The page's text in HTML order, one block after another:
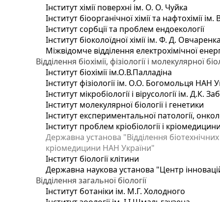
Інститут хімії поверхні ім. О. О. Чуйка
Інститут біоорганічної хімії та нафтохімії
Інститут сорбції та проблем ендоекології
Інститут біоколоїдної хімії ім. Ф. Д.
Міжвідомче відділення електрохімічної
Відділення біохімії, фізіології і молекулярної
Інститут біохімії ім.О.В.Палладіна
Інститут фізіології ім. О.О. Богомольця НАН
Інститут мікробіології і вірусології ім. Д.К.
Інститут молекулярної біології і генетики
Інститут експериментальної патології,
Інститут проблем кріобіології і
Державна установа "Відділення
кріомедицини НАН України"
Інститут біології клітини
Державна наукова установа "Центр
Відділення загальної біології
Інститут ботаніки ім. М.Г. Холодного